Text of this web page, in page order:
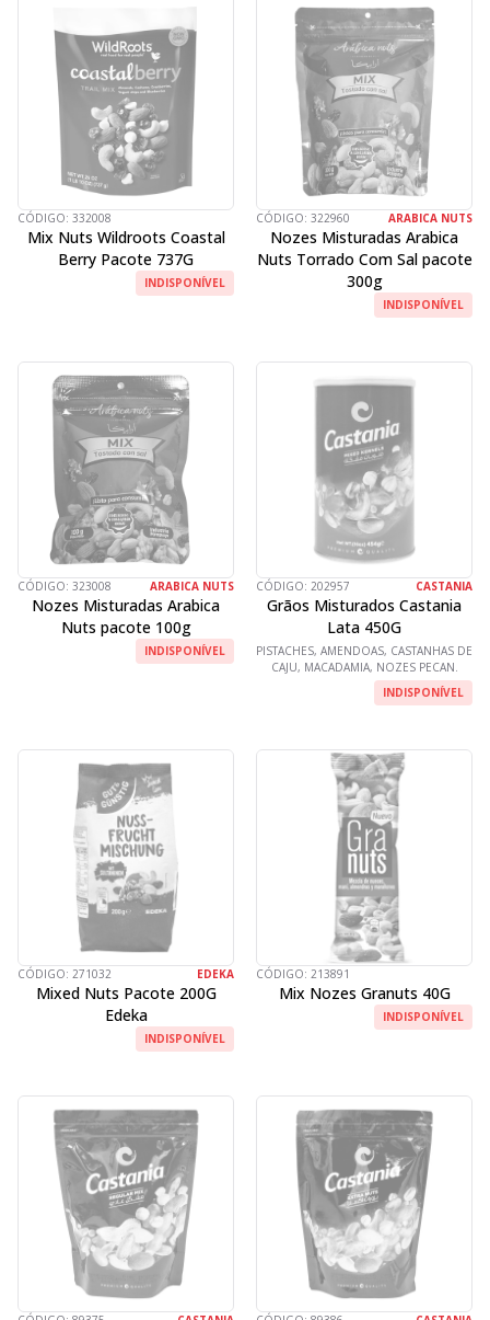
CÓDIGO: 332008
Mix Nuts Wildroots Coastal
Berry Pacote 737G
INDISPONÍVEL
CÓDIGO: 322960 ARABICA NUTS
Nozes Misturadas Arabica
Nuts Torrado Com Sal pacote
300g
INDISPONÍVEL
CÓDIGO: 323008 ARABICA NUTS
Nozes Misturadas Arabica
Nuts pacote 100g
INDISPONÍVEL
CÓDIGO: 202957 CASTANIA
Grãos Misturados Castania
Lata 450G
PISTACHES, AMENDOAS, CASTANHAS DE
CAJU, MACADAMIA, NOZES PECAN.
INDISPONÍVEL
CÓDIGO: 271032 EDEKA
Mixed Nuts Pacote 200G
Edeka
INDISPONÍVEL
CÓDIGO: 213891
Mix Nozes Granuts 40G
INDISPONÍVEL